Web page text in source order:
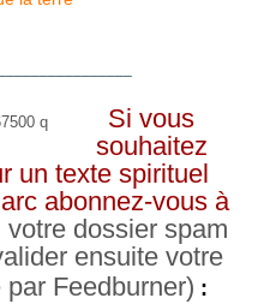
Si vous
souhaitez
un texte spirituel
abonnez-vous à
votre dossier spam
ensuite votre
Feedburner) :